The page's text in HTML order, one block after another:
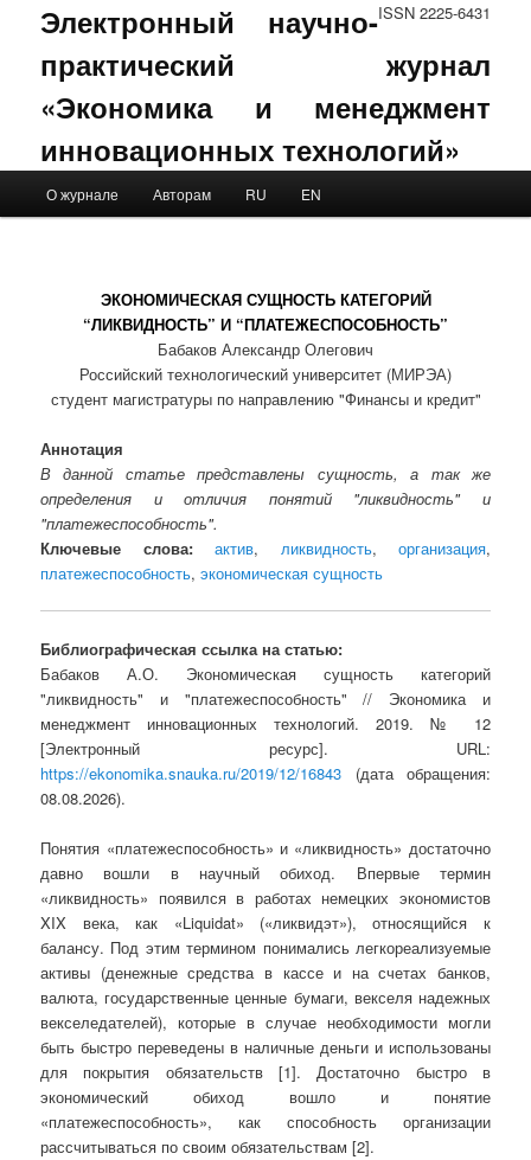
ISSN 2225-6431
Электронный научно-
практический журнал
«Экономика и менеджмент
инновационных технологий»
Skip to primary content
Skip to secondary content
О журнале Авторам RU EN
ЭКОНОМИЧЕСКАЯ СУЩНОСТЬ КАТЕГОРИЙ
“ЛИКВИДНОСТЬ” И “ПЛАТЕЖЕСПОСОБНОСТЬ”
Бабаков Александр Олегович
Российский технологический университет (МИРЭА)
студент магистратуры по направлению "Финансы и кредит"
Аннотация
В данной статье представлены сущность, а так же
определения и отличия понятий "ликвидность" и
"платежеспособность".
Ключевые слова:
актив, ликвидность, организация,
платежеспособность,экономическая сущность
Библиографическая ссылка на статью:
Бабаков А.О. Экономическая сущность категорий
"ликвидность" и "платежеспособность" // Экономика и
менеджмент инновационных технологий. 2019. № 12
[Электронный ресурс]. URL:
https://ekonomika.snauka.ru/2019/12/16843 (дата обращения:
08.08.2026).
Понятия «платежеспособность» и «ликвидность» достаточно
давно вошли в научный обиход. Впервые термин
«ликвидность» появился в работах немецких экономистов
XIX века, как «Liquidat» («ликвидэт»), относящийся к
балансу. Под этим термином понимались легкореализуемые
активы (денежные средства в кассе и на счетах банков,
валюта, государственные ценные бумаги, векселя надежных
векселедателей), которые в случае необходимости могли
быть быстро переведены в наличные деньги и использованы
для покрытия обязательств [1]. Достаточно быстро в
экономический обиход вошло и понятие
«платежеспособность», как способность организации
рассчитываться по своим обязательствам [2].